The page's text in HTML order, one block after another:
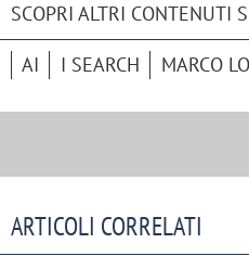
SCOPRI ALTRI CONTENUTI
AI I SEARCH MARCO
ARTICOLI CORRELATI